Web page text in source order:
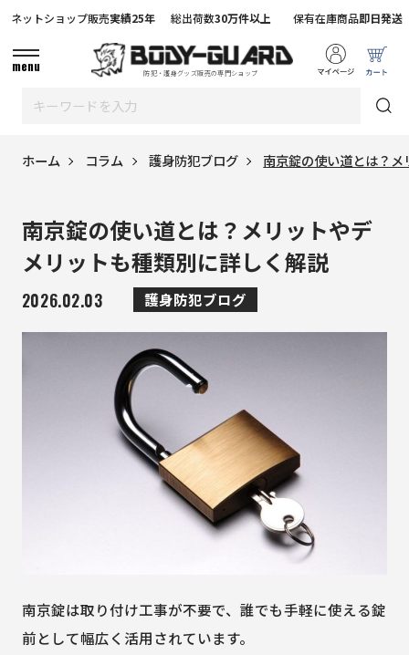
防犯・護身グッズ販売の専門ショップ
ネットショップ販売実績25年 総出荷数30万件以上 保有在庫商品即日発送
menu
ホーム コラム 護身防犯ブログ 南京錠の使い道とは？
南京錠の使い道とは？メリットやデ
メリットも種類別に詳しく解説
2026.02.03 護身防犯ブログ
南京錠は取り付け工事が不要で、誰でも手軽に使える錠
前として幅広く活用されています。